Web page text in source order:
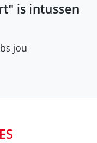
" is intussen
jou